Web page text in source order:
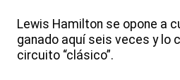
Lewis Hamilton se opone a
ganado aquí seis veces y lo
circuito “clásico”.